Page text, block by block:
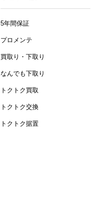
5年間保証
プロメンテ
買取り・下取り
なんでも下取り
トクトク買取
トクトク交換
トクトク据置